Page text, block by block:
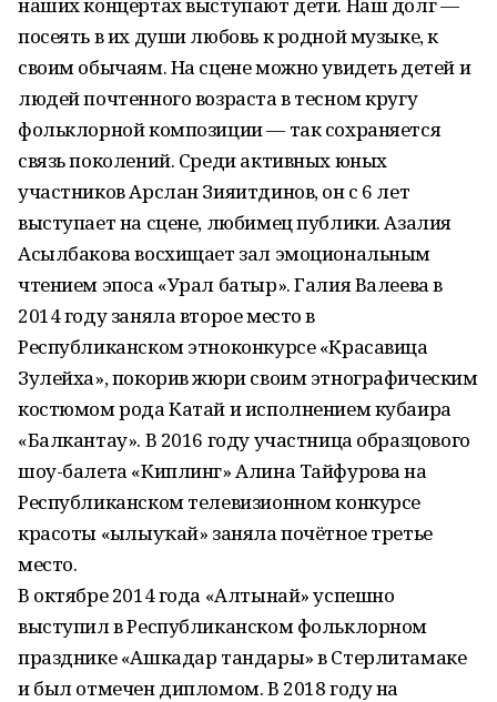
посеять в их души любовь к родной музыке, к
своим обычаям. На сцене можно увидеть детей и
людей почтенного возраста в тесном кругу
фольк­лорной композиции — так сохраняется
связь поколений. Среди активных юных
участников Арслан Зияитдинов, он с 6 лет
выступает на сцене, любимец публики. Азалия
Асылбакова восхищает зал эмоциональным
чтением эпоса «Урал батыр». Галия Валеева в
2014 году заняла второе место в
Республиканском этноконкурсе «Красавица
Зулейха», покорив жюри своим этнографическим
костюмом рода Катай и исполнением кубаира
«Балкантау». В 2016 году участница образцового
шоу-балета «Киплинг» Алина Тайфурова на
Республиканском телевизионном конкурсе
красоты «Һылыуҡай» заняла почётное третье
место.
В октябре 2014 года «Алтынай» успешно
выступил в Рес­публиканском фольклорном
празднике «Ашкадар тандары» в Стерлитамаке
и был отмечен дипломом. В 2018 году на